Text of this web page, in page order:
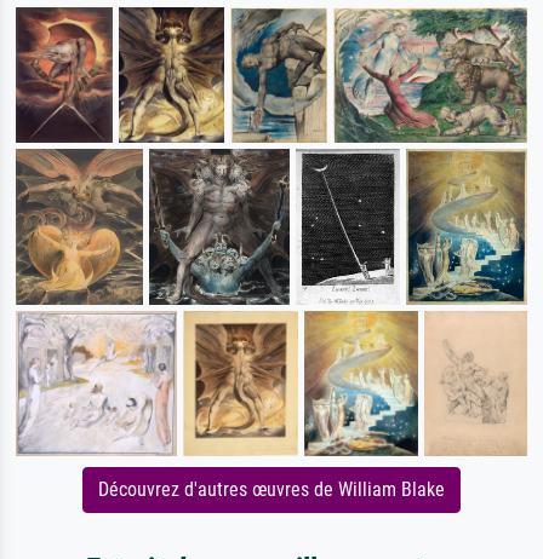
Découvrez d'autres œuvres de William Blake